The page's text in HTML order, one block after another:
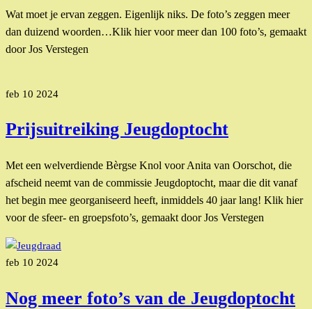
Wat moet je ervan zeggen. Eigenlijk niks. De foto’s zeggen meer
dan duizend woorden…Klik hier voor meer dan 100 foto’s, gemaakt
door Jos Verstegen
feb 10 2024
Prijsuitreiking Jeugdoptocht
Met een welverdiende Bèrgse Knol voor Anita van Oorschot, die
afscheid neemt van de commissie Jeugdoptocht, maar die dit vanaf
het begin mee georganiseerd heeft, inmiddels 40 jaar lang! Klik hier
voor de sfeer- en groepsfoto’s, gemaakt door Jos Verstegen
feb 10 2024
Nog meer foto’s van de Jeugdoptocht